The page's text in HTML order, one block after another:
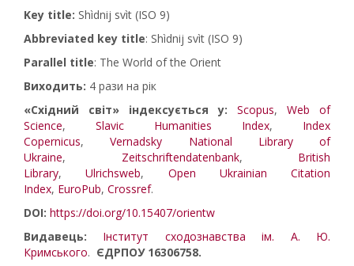
Key title: Shìdnij svìt (ISO 9)
Abbreviated key title: Shìdnij svìt (ISO 9)
Parallel title: The World of the Orient
Виходить: 4 рази на рік
«Східний світ» індексується у:
Scopus, Web of
Science, Slavic Humanities Index, Index
Copernicus,Vernadsky National Library of
Ukraine, Zeitschriftendatenbank, British
Library,Ulrichsweb, Open Ukrainian Citation
Index, EuroPub, Crossref.
DOI: https://doi.org/10.15407/orientw
Видавець: Інститут сходознавства ім. А. Ю.
Кримського. ЄДРПОУ 16306758.